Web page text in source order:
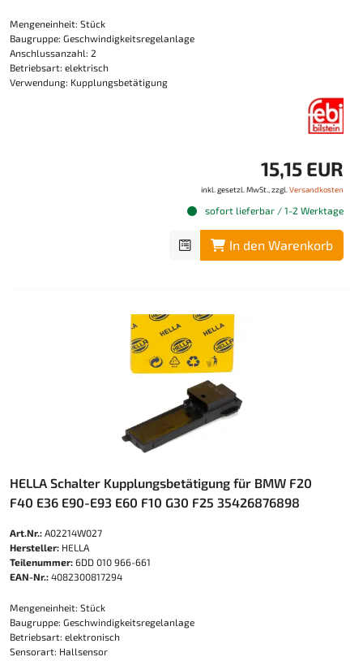
Mengeneinheit: Stück
Baugruppe: Geschwindigkeitsregelanlage
Anschlussanzahl: 2
Betriebsart: elektrisch
Verwendung: Kupplungsbetätigung
15,15 EUR
inkl. gesetzl. MwSt., zzgl. Versandkosten
sofort lieferbar / 1-2 Werktage
In den Warenkorb
HELLA Schalter Kupplungsbetätigung für BMW F20
F40 E36 E90-E93 E60 F10 G30 F25 35426876898
Art.Nr.: A02214W027
Hersteller: HELLA
Teilenummer: 6DD 010 966-661
EAN-Nr.: 4082300817294
Mengeneinheit: Stück
Baugruppe: Geschwindigkeitsregelanlage
Betriebsart: elektronisch
Sensorart: Hallsensor